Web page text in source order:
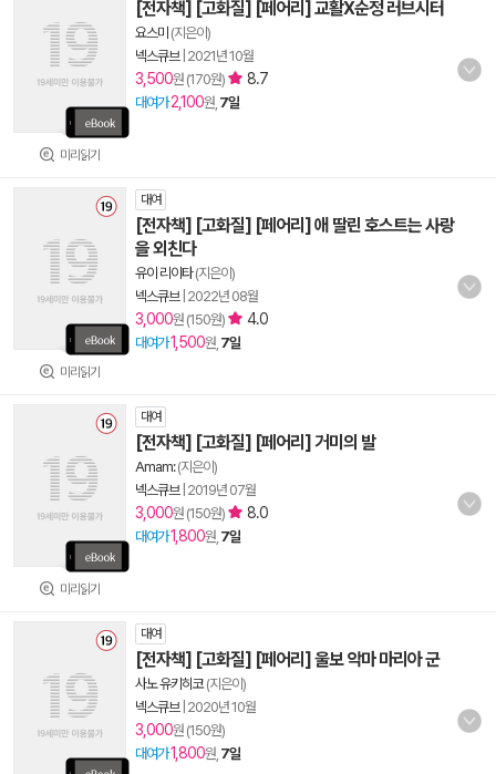
미리읽기
[전자책] [고화질] [페어리] 교활X순정 러브시터
요스미 (지은이)
넥스큐브| 2021년 10월
3,500원 (170원) 8.7
대여가 2,100원, 7일
미리읽기
대여
[전자책] [고화질] [페어리] 애 딸린 호스트는 사랑
을 외친다
유이 리이타(지은이)
넥스큐브| 2022년 08월
3,000원 (150원) 4.0
대여가1,500원, 7일
미리읽기
대여
[전자책] [고화질] [페어리] 거미의 발
Amam:(지은이)
넥스큐브| 2019년 07월
3,000원 (150원) 8.0
대여가1,800원, 7일
대여
[전자책] [고화질] [페어리] 울보 악마 마리아 군
사노 유키히코(지은이)
넥스큐브| 2020년 10월
3,000원 (150원)
대여가1,800원, 7일